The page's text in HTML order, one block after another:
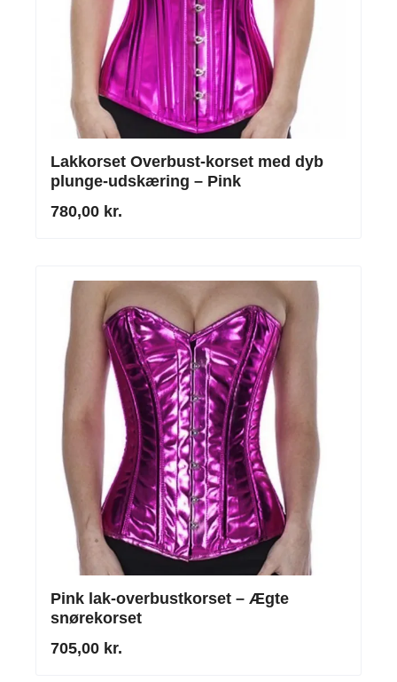
Lakkorset Overbust-korset med dyb
plunge-udskæring – Pink
780,00 kr.
Pink lak-overbustkorset – Ægte
snørekorset
705,00 kr.